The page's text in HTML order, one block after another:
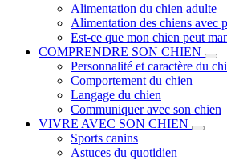
Alimentation du chien adulte
Alimentation des chiens avec
Est-ce que mon chien peut
COMPRENDRE SON CHIEN
Personnalité et caractère du
Comportement du chien
Langage du chien
Communiquer avec son chien
VIVRE AVEC SON CHIEN
Sports canins
Astuces du quotidien